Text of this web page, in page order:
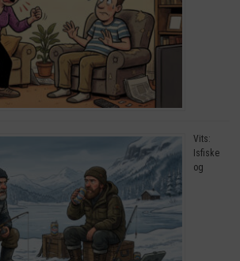
Vits:
Isfiske
og